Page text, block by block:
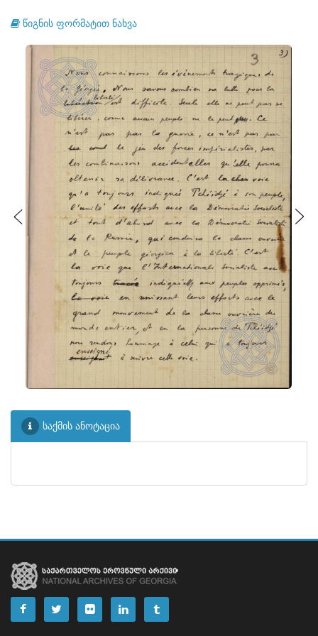
წიგნის ფორმატით ნახვა
საქმის ანოტაცია